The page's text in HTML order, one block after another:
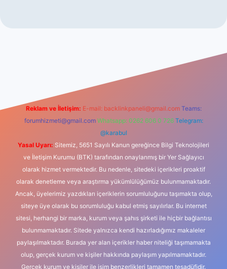
Reklam ve İletişim: E-mail: backlinkpaneli@gmail.com Teams:
forumhizmeti@gmail.com Whatsapp: 0262 606 0 726 Telegram:
@karabul
Yasal Uyarı: Sitemiz, 5651 Sayılı Kanun gereğince Bilgi Teknolojileri
ve İletişim Kurumu (BTK) tarafından onaylanmış bir Yer Sağlayıcı
olarak hizmet vermektedir. Bu nedenle, sitedeki içerikleri proaktif
olarak denetleme veya araştırma yükümlülüğümüz bulunmamaktadır.
Ancak, üyelerimiz yazdıkları içeriklerin sorumluluğunu taşımakta olup,
siteye üye olarak bu sorumluluğu kabul etmiş sayılırlar. Bu internet
sitesi, herhangi bir marka, kurum veya şahıs şirketi ile hiçbir bağlantısı
bulunmamaktadır. Sitede yalnızca kendi hazırladığımız makaleler
paylaşılmaktadır. Burada yer alan içerikler haber niteliği taşımamakta
olup, gerçek kurum ve kişiler hakkında paylaşım yapılmamaktadır.
Gerçek kurum ve kişiler ile isim benzerlikleri tamamen tesadüfidir.